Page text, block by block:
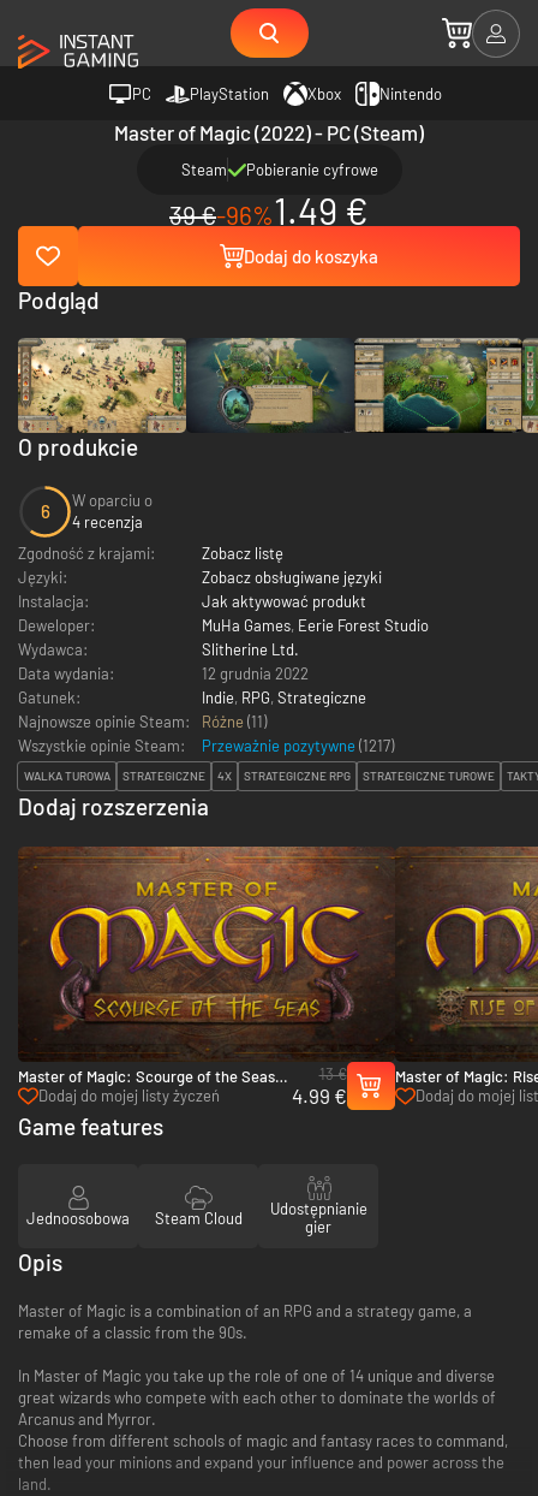
PC PlayStation Xbox Nintendo
Master of Magic (2022) - PC (Steam)
Steam Pobieranie cyfrowe
39 €-96%1.49 €
Dodaj do koszyka
O produkcie
6
W oparciu o
4 recenzja
Zgodność z krajami:
Zobacz listę
Języki:
Zobacz obsługiwane języki
Instalacja:
Jak aktywować produkt
Deweloper:
MuHa Games, Eerie Forest Studio
Wydawca:
Slitherine Ltd.
Data wydania:
12 grudnia 2022
Gatunek:
Indie, RPG, Strategiczne
Najnowsze opinie Steam:
Różne (11)
Wszystkie opinie Steam:
Przeważnie pozytywne (1217)
WALKA TUROWA STRATEGICZNE 4X STRATEGICZNE RPG STRATEGICZNE TUROWE
Dodaj rozszerzenia
Master of Magic: Scourge of the Seas -
PC (Steam)
Dodaj do mojej listy życzeń
13 €
4.99 €
Master of Magic:
Soultrapped - PC
Dodaj do mojej
Podgląd
Game features
Jednoosobowa Steam Cloud
Udostępnianie
gier
Opis
Master of Magic is a combination of an RPG and a strategy game, a
remake of a classic from the 90s.
In Master of Magic you take up the role of one of 14 unique and diverse
great wizards who compete with each other to dominate the worlds of
Arcanus and Myrror.
Choose from different schools of magic and fantasy races to command,
then lead your minions and expand your influence and power across the
land.